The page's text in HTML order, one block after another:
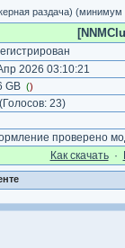
раздача)
2026 03:10:21
GB ()
23)
проверено
Как cкачать·